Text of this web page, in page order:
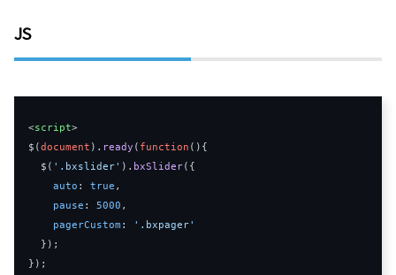
JS
<script>
$ (document ). ready ( function ( ){
  $
( '.bxslider' ). bxSlider({
auto : true ,
pause : 5000 ,
pagerCustom :
'.bxpager'
});
});